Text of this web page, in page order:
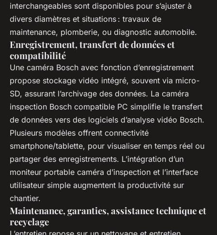
interchangeables sont disponibles pour s’ajuster à
divers diamètres et situations : travaux de
maintenance, plomberie, ou diagnostic automobile.
Enregistrement, transfert de données et
compatibilité
Une caméra Bosch avec fonction d’enregistrement
propose stockage vidéo intégré, souvent via micro-
SD, assurant l’archivage des données. La caméra
inspection Bosch compatible PC simplifie le transfert
de données vers des logiciels d’analyse vidéo Bosch.
Plusieurs modèles offrent connectivité
smartphone/tablette, pour visualiser en temps réel ou
partager des enregistrements. L’intégration d’un
moniteur portable caméra d’inspection et l’interface
utilisateur simple augmentent la productivité sur
chantier.
Maintenance, garanties, assistance technique et
recyclage